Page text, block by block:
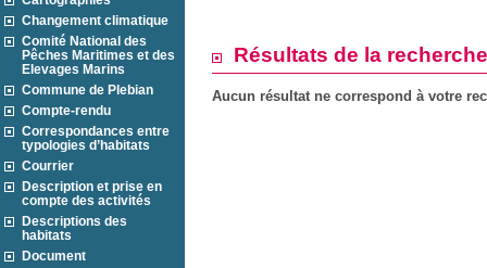
Changement climatique
Comité National des
Pêches Maritimes et des
Elevages Marins
Commune de Plebian
Compte-rendu
Correspondances entre
typologies d’habitats
Courrier
Description et prise en
compte des activités
Descriptions des
habitats
Document
Résultats de la recherche
Aucun résultat ne correspond à votre